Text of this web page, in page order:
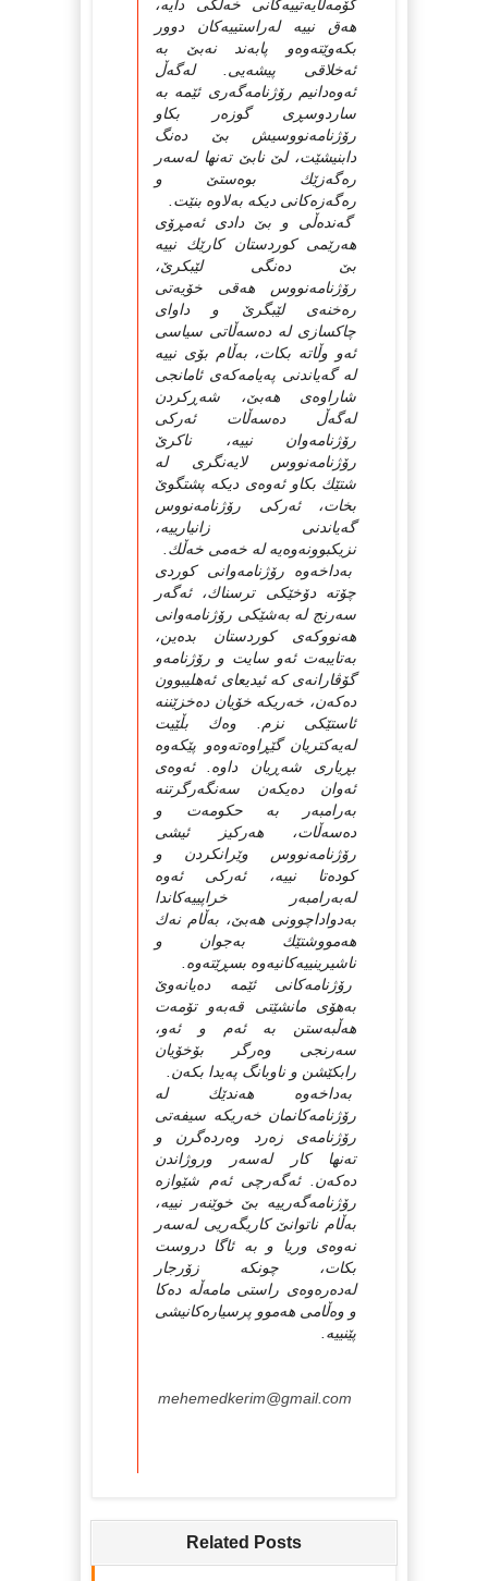
كۆمه‌ڵایه‌تییه‌كانى خه‌ڵكى دایه‌،
هه‌ق نییه‌ له‌راستییه‌كان دوور
بكه‌وێته‌وه‌و پابه‌ند نه‌بێ به‌
ئه‌خلاقى پیشه‌یى. له‌گه‌ڵ
ئه‌وه‌دانیم رۆژنامه‌گه‌رى ئێمه‌ به‌
ساردوسڕی گوزه‌ر بكاو
رۆژنامه‌نووسیش بێ ده‌نگ
دابنیشێت، لێ نابێ ته‌نها له‌سه‌ر
ره‌گه‌زێك بوه‌ستێ و
ره‌گه‌زه‌كانى دیكه‌ به‌لاوه‌ بنێت.
گه‌نده‌ڵى و بێ دادى ئه‌مڕۆى
هه‌رێمى كوردستان كارێك نییه‌
بێ ده‌نگى لێبكرێ،
رۆژنامه‌نووس هه‌قى خۆیه‌تى
ره‌خنه‌ى لێبگرێ و داواى
چاكسازى له‌ ده‌سه‌ڵاتى سیاسى
ئه‌و وڵاته‌ بكات، به‌ڵام بۆى نییه‌
له‌ گه‌یاندنى په‌یامه‌كه‌ى ئامانجى
شاراوه‌ى هه‌بێ، شه‌ڕكردن
له‌گه‌ڵ ده‌سه‌ڵات ئه‌ركى
رۆژنامه‌وان نییه‌، ناكرێ
رۆژنامه‌نووس لایه‌نگرى له‌
شتێك بكاو ئه‌وه‌ى دیكه‌ پشتگوێ
بخات، ئه‌ركى رۆژنامه‌نووس
گه‌یاندنى زانیارییه‌،
نزیكبوونه‌وه‌یه‌ له‌ خه‌مى خه‌ڵك.
به‌داخه‌وه‌ رۆژنامه‌وانى كوردى
چۆته‌ دۆخێكى ترسناك، ئه‌گه‌ر
سه‌رنج له‌ به‌شێكى رۆژنامه‌وانى
هه‌نووكه‌ى كوردستان بده‌ین،
به‌تایبه‌ت ئه‌و سایت و رۆژنامه‌و
گۆڤارانه‌ى كه‌ ئیدیعاى ئه‌هلیبوون
ده‌كه‌ن، خه‌ریكه‌ خۆیان ده‌خزێننه‌
ئاستێكى نزم. وه‌ك بڵێیت
له‌یه‌كتریان گێڕاوه‌ته‌وه‌و پێكه‌وه‌
بڕیارى شه‌ڕیان داوه‌. ئه‌وه‌ى
ئه‌وان ده‌یكه‌ن سه‌نگه‌رگرتنه‌
به‌رامبه‌ر به‌ حكومه‌ت و
ده‌سه‌ڵات، هه‌ركیز ئیشى
رۆژنامه‌نووس وێرانكردن و
كوده‌تا نییه‌، ئه‌ركى ئه‌وه‌
له‌به‌رامبه‌ر خراپییه‌كاندا
به‌دواداچوونى هه‌بێ، به‌ڵام نه‌ك
هه‌مووشتێك به‌جوان و
ناشیرینییه‌كانیه‌وه‌ بسڕێته‌وه‌.
رۆژنامه‌كانى ئێمه‌ ده‌یانه‌وێ
به‌هۆى مانشێتى قه‌به‌و تۆمه‌ت
هه‌ڵبه‌ستن به‌ ئه‌م و ئه‌و،
سه‌رنجى وه‌رگر بۆخۆیان
رابكێشن و ناوبانگ په‌یدا بكه‌ن.
به‌داخه‌وه‌ هه‌ندێك له‌
رۆژنامه‌كانمان خه‌ریكه‌ سیفه‌تى
رۆژنامه‌ى زه‌رد وه‌رده‌گرن و
ته‌نها كار له‌سه‌ر وروژاندن
ده‌كه‌ن. ئه‌گه‌رچى ئه‌م شێوازه‌
رۆژنامه‌گه‌رییه‌ بێ خوێنه‌ر نییه‌،
به‌ڵام ناتوانێ كاریگه‌ریى له‌سه‌ر
نه‌وه‌ى وریا و به‌ ئاگا دروست
بكات، چونكه‌ زۆرجار
له‌ده‌ره‌وه‌ى راستى مامه‌ڵه‌ ده‌كا
و وه‌ڵامى هه‌موو پرسیاره‌كانیشى
پێنییه‌.
mehemedkerim@gmail.com
Related Posts